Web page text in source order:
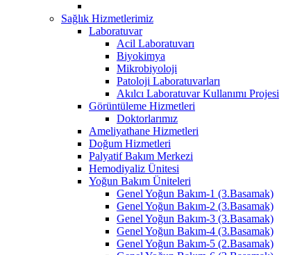
Sağlık Hizmetlerimiz
Laboratuvar
Acil Laboratuvarı
Biyokimya
Mikrobiyoloji
Patoloji Laboratuvarları
Akılcı Laboratuvar Kullanımı Projesi
Görüntüleme Hizmetleri
Doktorlarımız
Ameliyathane Hizmetleri
Doğum Hizmetleri
Palyatif Bakım Merkezi
Hemodiyaliz Ünitesi
Yoğun Bakım Üniteleri
Genel Yoğun Bakım-1 (3.Basamak)
Genel Yoğun Bakım-2 (3.Basamak)
Genel Yoğun Bakım-3 (3.Basamak)
Genel Yoğun Bakım-4 (3.Basamak)
Genel Yoğun Bakım-5 (2.Basamak)